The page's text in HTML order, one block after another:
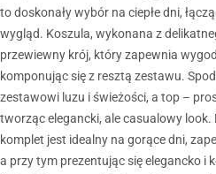
to doskonały wybór na ciepłe dni,
wygląd. Koszula, wykonana z
przewiewny krój, który zapewnia
komponując się z resztą zestawu.
zestawowi luzu i świeżości, a top –
tworząc elegancki, ale casualowy look.
komplet jest idealny na gorące dni,
a przy tym prezentując się elegancko i